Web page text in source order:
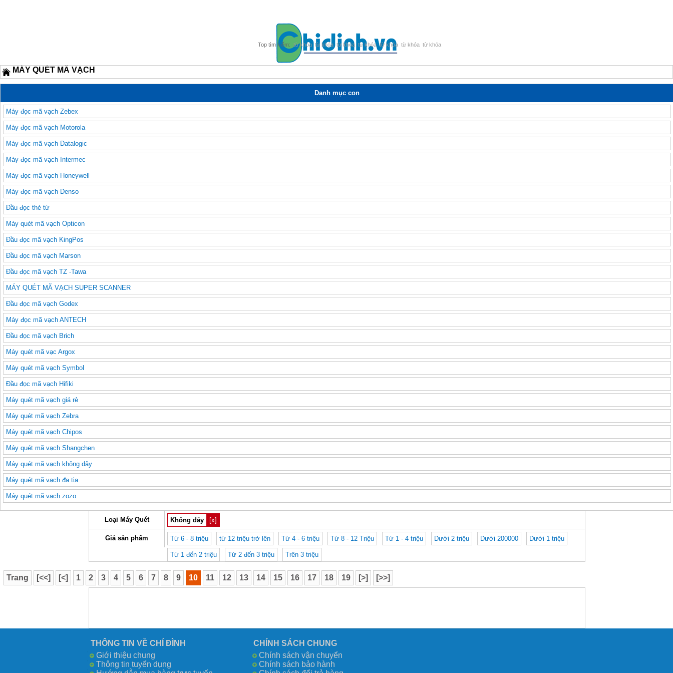
từ khóa từ khóa từ khóa từ khóa từ khóa từ khóa từ khóa
MÁY QUÉT MÃ VẠCH
Máy đọc mã vạch Zebex
Máy đọc mã vạch Motorola
Máy đọc mã vạch Datalogic
Máy đọc mã vạch Intermec
Máy đọc mã vạch Honeywell
Máy đọc mã vạch Denso
Đầu đọc thẻ từ
Máy quét mã vạch Opticon
Đầu đọc mã vạch KingPos
Đầu đọc mã vạch Marson
Đầu đọc mã vạch TZ -Tawa
MÁY QUÉT MÃ VẠCH SUPER SCANNER
Đầu đọc mã vạch Godex
Máy đọc mã vạch ANTECH
Đầu đọc mã vạch Brich
Máy quét mã vạc Argox
Máy quét mã vạch Symbol
Đầu đọc mã vạch Hifiki
Máy quét mã vạch giá rẻ
Máy quét mã vạch Zebra
Máy quét mã vạch Chipos
Máy quét mã vạch Shangchen
Máy quét mã vạch không dây
Máy quét mã vạch đa tia
Máy quét mã vạch zozo
Loại Máy Quét Không dây [x]
Giá sản phẩm Từ 6 - 8 triệu từ 12 triệu trở lên Từ 4 - 6 triệu Từ 8 - 12 Triệu Từ 1 - 4 triệu Dưới 2 triệu Dưới 200000 Dưới 1 triệu
Từ 1 đến 2 triệu Từ 2 đến 3 triệu Trên 3 triệu
Trang [<<] [<] 1 2 3 4 5 6 7 8 9 10 11 12 13 14 15 16 17 18 19 [>] [>>]
THÔNG TIN VỀ CHÍ ĐÌNH
Giới thiệu chung
Thông tin tuyển dụng
CHÍNH SÁCH CHUNG
Chính sách vận chuyển
Chính sách bảo hành